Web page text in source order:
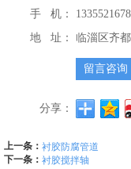
手 机：
地 址：
临淄区齐
留言咨询
分享：
上一条： 衬胶防腐管道
下一条： 衬胶搅拌轴